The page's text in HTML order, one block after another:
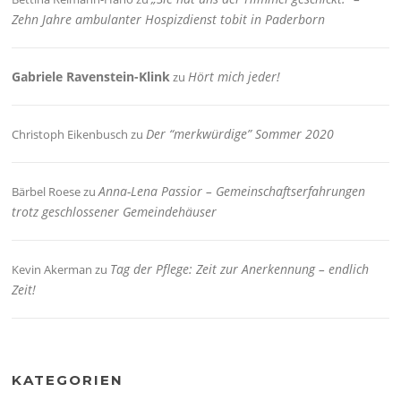
Zehn Jahre ambulanter Hospizdienst tobit in Paderborn
Gabriele Ravenstein-KlinkzuHört mich jeder!
Christoph Eikenbusch zuDer “merkwürdige” Sommer 2020
Bärbel RoesezuAnna-Lena Passior – Gemeinschaftserfahrungen
trotz geschlossener Gemeindehäuser
Kevin Akerman zu Tag der Pflege: Zeit zur Anerkennung – endlich
Zeit!
KATEGORIEN